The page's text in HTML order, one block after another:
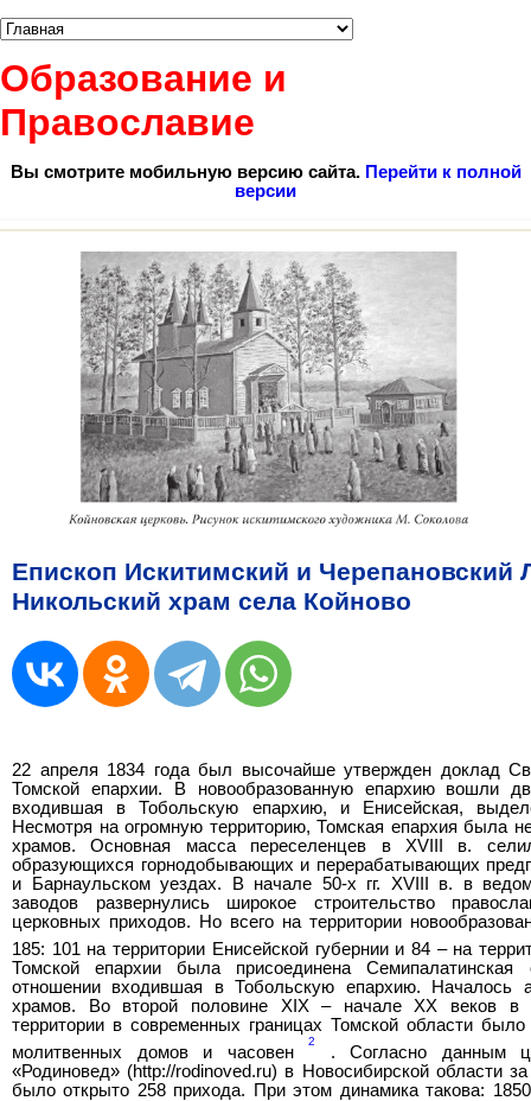
Образование и
Православие
Вы смотрите мобильную версию сайта. Перейти к полной
версии
Епископ Искитимский и
Никольский храм села Койново
22 апреля 1834 года был высочайше утвержден доклад
Томской епархии. В новообразованную епархию вошли
входившая в Тобольскую епархию, и Енисейская,
Несмотря на огромную территорию, Томская епархия была
храмов. Основная масса переселенцев в XVIII в.
образующихся горнодобывающих и перерабатывающих
и Барнаульском уездах. В начале 50-х гг. XVIII в. в
заводов развернулись широкое строительство
церковных приходов. Но всего на территории
185: 101 на территории Енисейской губернии и 84 – на
Томской епархии была присоединена
отношении входившая в Тобольскую епархию. Началось
храмов. Во второй половине XIX – начале XX веков в
территории в современных границах Томской области
молитвенных домов и часовен
2
. Согласно данным
«Родиновед» (http://rodinoved.ru) в Новосибирской области
было открыто 258 прихода. При этом динамика такова: